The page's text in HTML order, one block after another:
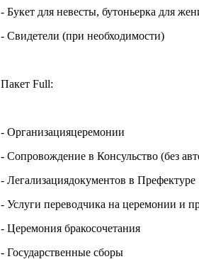
- Букет для невесты, бутоньерка для
- Свидетели (при необходимости)
Пакет Full:
- Организацияцеремонии
- Сопровождение в Консульство (без
- Легализациядокументов в Префектуре
- Услуги переводчика на церемонии и
- Церемония бракосочетания
- Государственные сборы